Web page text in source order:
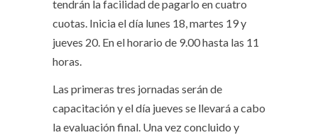
tendrán la facilidad de pagarlo en cuatro
cuotas. Inicia el día lunes 18, martes 19 y
jueves 20. En el horario de 9.00 hasta las 11
horas.
Las primeras tres jornadas serán de
capacitación y el día jueves se llevará a cabo
la evaluación final. Una vez concluido y